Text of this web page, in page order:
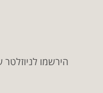
הירשמו לניוזלטר